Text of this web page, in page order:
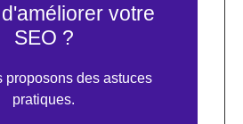
votre
SEO ?
proposons des astuces
pratiques.